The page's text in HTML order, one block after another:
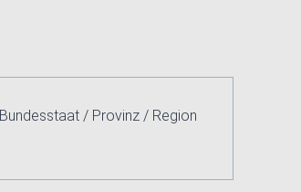
Bundesstaat / Provinz / Region